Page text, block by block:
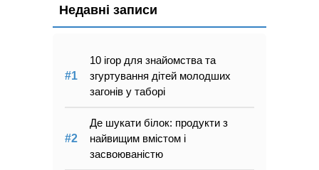
Недавні записи
10 ігор для знайомства та
згуртування дітей молодших
загонів у таборі
Де шукати білок: продукти з
найвищим вмістом і
засвоюваністю